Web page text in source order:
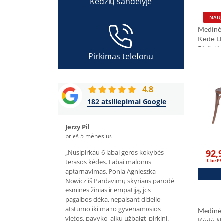
Pirkimas telefonu
4.8
182 atsiliepimai Google
Jerzy Pil
prieš 5 mėnesius
„Nusipirkau 6 labai geros kokybės
terasos kėdes. Labai malonus
aptarnavimas. Ponia Agnieszka
Nowicz iš Pardavimų skyriaus parodė
esmines žinias ir empatiją, jos
pagalbos dėka, nepaisant didelio
atstumo iki mano gyvenamosios
vietos, pavyko laiku užbaigti pirkinį.
Olivier Dupont
„Prieš keletą
Herman
vis dar yra
savo
labai svarbu
lankstome ir
Kėdė
€ be